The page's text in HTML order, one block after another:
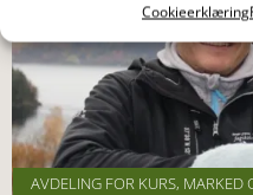
Cookieerklæring
AVDELING FOR KURS, MARKED